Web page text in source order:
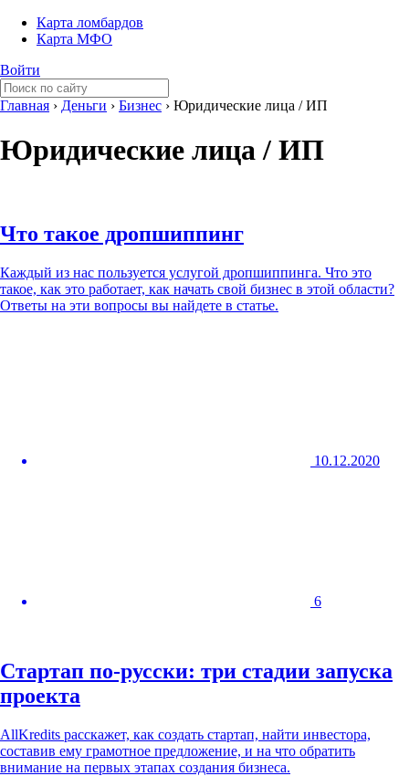
Карта ломбардов
Карта МФО
Войти
Главная › Деньги › Бизнес › Юридические лица / ИП
Юридические лица / ИП
Что такое дропшиппинг
Каждый из нас пользуется услугой дропшиппинга. Что это
такое, как это работает, как начать свой бизнес в этой области?
Ответы на эти вопросы вы найдете в статье.
10.12.2020
6
Стартап по-русски: три стадии запуска
проекта
AllKredits расскажет, как создать стартап, найти инвестора,
составив ему грамотное предложение, и на что обратить
внимание на первых этапах создания бизнеса.